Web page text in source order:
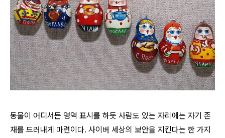
동물이 어디서든 영역 표시를 하듯 사람도 있는 자리에는 자기 존
재를 드러내게 마련이다. 사이버 세상의 보안을 지킨다는 한 가지